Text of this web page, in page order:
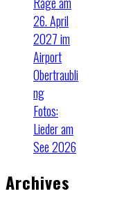
26. April
2027 im
Airport
Obertraubli
ng
Fotos:
Lieder am
See 2026
Archives